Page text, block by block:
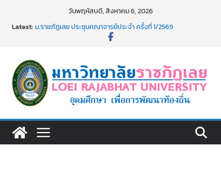
วันพฤหัสบดี, สิงหาคม 6, 2026
Latest:
รายชื่อผู้มีสิทธิเข้าพักอาศัยอาคารชุดสำหรับบุคลากร สาย
สนับสนุน สังกัดมหาวิทยาลัยราชภัฏเลย ครั้งที่ 2/2569
ม.ราชภัฏเลย ประชุมคณาจารย์ประจำ ครั้งที่ 1/2569
ม.ราชภัฏเลย จัดกิจกรรมจิตอาสาบำเพ็ญสาธารณประโยชน์ และ
บำเพ็ญสาธารณกุศล 69
รายชื่อผู้ผ่านการสอบแข่งขันเพื่อเป็นลูกจ้างชั่วคราว (รายวัน)
สังกัดมหาวิทยาลัยราชภัฏเลย ด้วยเงินนอกงบประมาณ ประเภท
เงินรายได้